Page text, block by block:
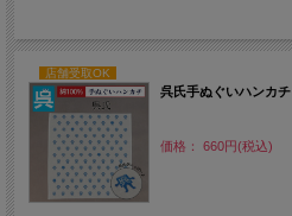
店舗受取OK
呉氏手ぬぐいハンカチ
価格： 660円(税込)